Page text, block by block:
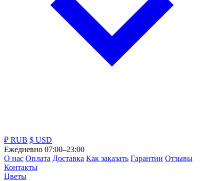
₽ RUB $ USD
Ежедневно 07:00–23:00
О нас Оплата Доставка Как заказать Гарантии Отзывы
Контакты
Цветы